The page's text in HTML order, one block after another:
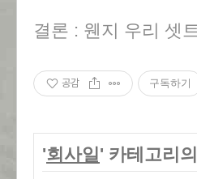
결론 : 웬지 우리 셋
공감 구독하기
'회사일' 카테고리